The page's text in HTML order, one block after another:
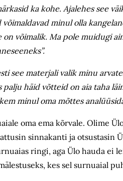
ka kohe. Ajalehes see
minul olla
võimalik. Ma pole muidugi
see materjali valik minu
häid võtteid on aia taha
minul oma mõttes
oma ema kõrvale. Olime
sinnakanti ja otsustasin
ringi, aga Ülo hauda ei
kes sel surnuaial